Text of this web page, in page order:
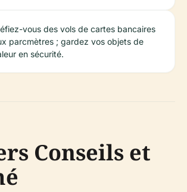
vous des vols de cartes bancaires
parcmètres ; gardez vos objets de
en sécurité.
Conseils et